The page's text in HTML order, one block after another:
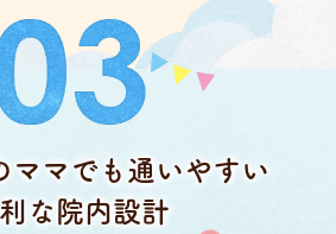
ママでも通いやすい
な院内設計